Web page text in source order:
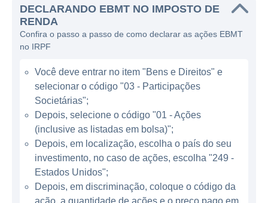
de poupança, empréstimos pessoais e
comerciais, hipotecas, além de serviços de
investimento. Ela ganha seu dinheiro
juros cobrados em empréstimos e os juros
pagos aos depositantes, uma prática comum
entre os bancos. Além disso, a empresa
também oferece serviços de gestão de ativos
e consultoria financeira, diversificando assim
suas fontes de receita.
ATUAÇÃO DA EAGLE BANCORP
DECLARANDO EBMT NO IMPOSTO DE
RENDA
Confira o passo a passo de como declarar as ações EBMT
no IRPF
Você deve entrar no item "Bens e Direitos" e
selecionar o código "03 - Participações
Societárias";
Depois, selecione o código "01 - Ações
(inclusive as listadas em bolsa)";
Depois, em localização, escolha o país do seu
investimento, no caso de ações, escolha "249 -
Estados Unidos";
Depois, em discriminação, coloque o código da
ação, a quantidade de ações e o preço pago em